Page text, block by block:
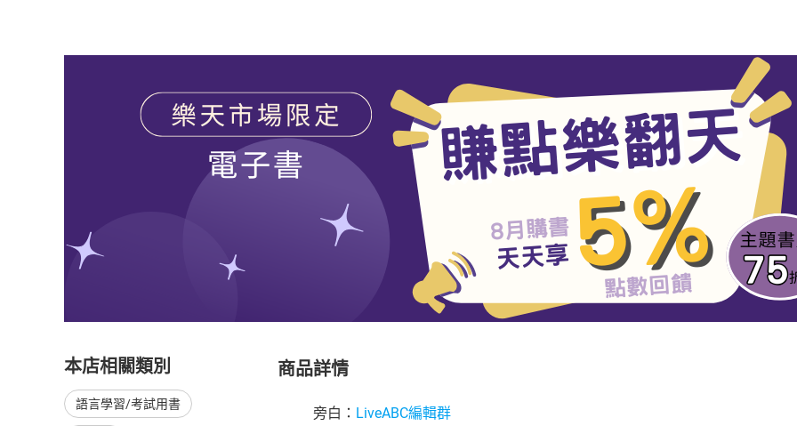
本店相關類別
語言學習/考試用書
商品詳情
旁白： LiveABC編輯群